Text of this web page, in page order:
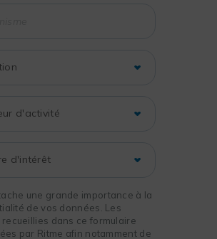
une grande importance à la
de vos données. Les
dans ce formulaire
par Ritme afin notamment de